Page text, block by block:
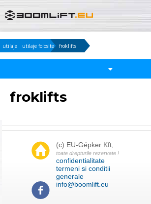
utilaje utilaje folosite froklifts
froklifts
(c) EU-Gépker Kft,
toate drepturile rezervate !
confidentialitate
termeni si conditii
generale
info@boomlift.eu
e-mail :